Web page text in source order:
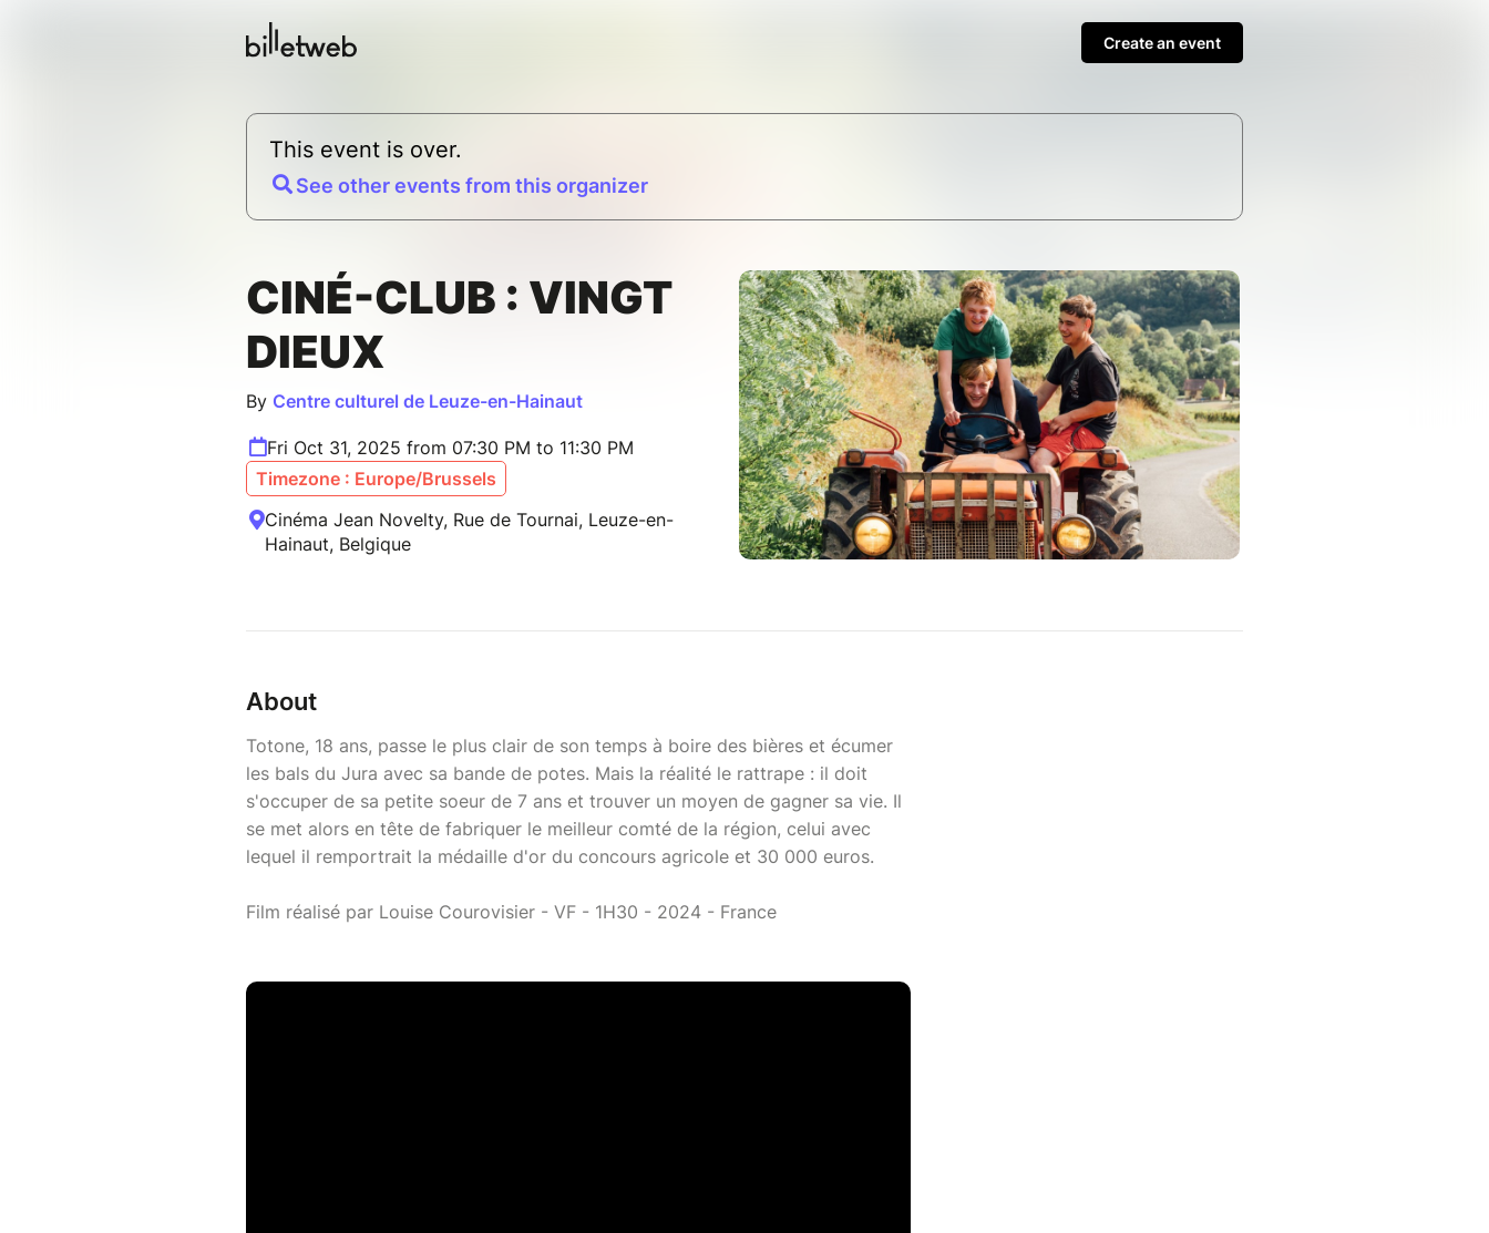
Create an event
This event is over.
See other events from this organizer
CINÉ-CLUB : VINGT
DIEUX
By Centre culturel de Leuze-en-Hainaut
Fri Oct 31, 2025 from 07:30 PM to 11:30 PM
Timezone : Europe/Brussels
Cinéma Jean Novelty, Rue de Tournai, Leuze-en-
Hainaut, Belgique
About
Totone, 18 ans, passe le plus clair de son temps à boire des bières et écumer
les bals du Jura avec sa bande de potes. Mais la réalité le rattrape : il doit
s'occuper de sa petite soeur de 7 ans et trouver un moyen de gagner sa vie. Il
se met alors en tête de fabriquer le meilleur comté de la région, celui avec
lequel il remportrait la médaille d'or du concours agricole et 30 000 euros.
Film réalisé par Louise Courovisier - VF - 1H30 - 2024 - France